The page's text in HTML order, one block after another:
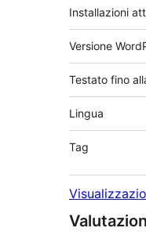
Installazioni
Versione
Testato fino
Lingua
Tag